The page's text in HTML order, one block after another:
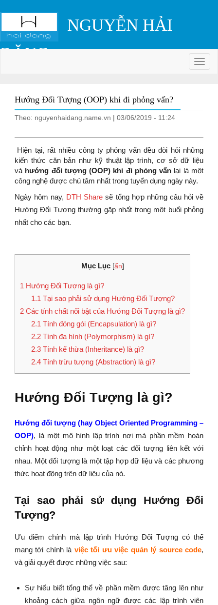
NGUYỄN HẢI
ĐĂNG
Hướng Đối Tượng (OOP) khi đi phỏng vấn?
Theo: nguyenhaidang.name.vn | 03/06/2019 - 11:24
Hiện tại, rất nhiều công ty phỏng vấn đều đòi hỏi những
kiến thức căn bản như kỹ thuật lập trình, cơ sở dữ liệu
và hướng đối tượng (OOP) khi đi phỏng vấn lại là một
công nghệ được chú tâm nhất trong tuyển dụng ngày này.
Ngày hôm nay, DTH Share sẽ tổng hợp những câu hỏi về
Hướng Đối Tượng thường gặp nhất trong một buổi phỏng
nhất cho các bạn.
Mục Lục [ẩn]
1 Hướng Đối Tượng là gì?
1.1 Tại sao phải sử dụng Hướng Đối Tượng?
2 Các tính chất nổi bật của Hướng Đối Tượng là gì?
2.1 Tính đóng gói (Encapsulation) là gì?
2.2Tính đa hình (Polymorphism) là gì?
2.3Tính kế thừa (Inheritance) là gì?
2.4Tính trừu tượng (Abstraction) là gì?
Hướng Đối Tượng là gì?
Hướng đối tượng (hay Object Oriented Programming –
OOP), là một mô hình lập trình nơi mà phần mềm hoàn
chỉnh hoạt động như một loạt các đối tượng liên kết với
nhau. Một đối tượng là một tập hợp dữ liệu và các phương
thức hoạt động trên dữ liệu của nó.
Tại sao phải sử dụng Hướng Đối
Tượng?
Ưu điểm chính mà lập trình Hướng Đối Tượng có thể
mang tới chính là việc tối ưu việc quản lý source code,
và giải quyết được những việc sau:
Sự hiểu biết tổng thể về phần mềm được tăng lên như
khoảng cách giữa ngôn ngữ được các lập trình viên